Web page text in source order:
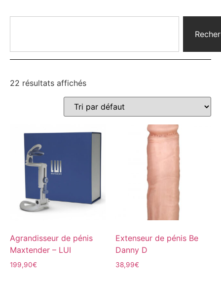
22 résultats affichés
Agrandisseur de pénis
Maxtender – LUI
199,90€
Extenseur de pénis Be
Danny D
38,99€